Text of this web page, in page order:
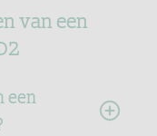
van een
een